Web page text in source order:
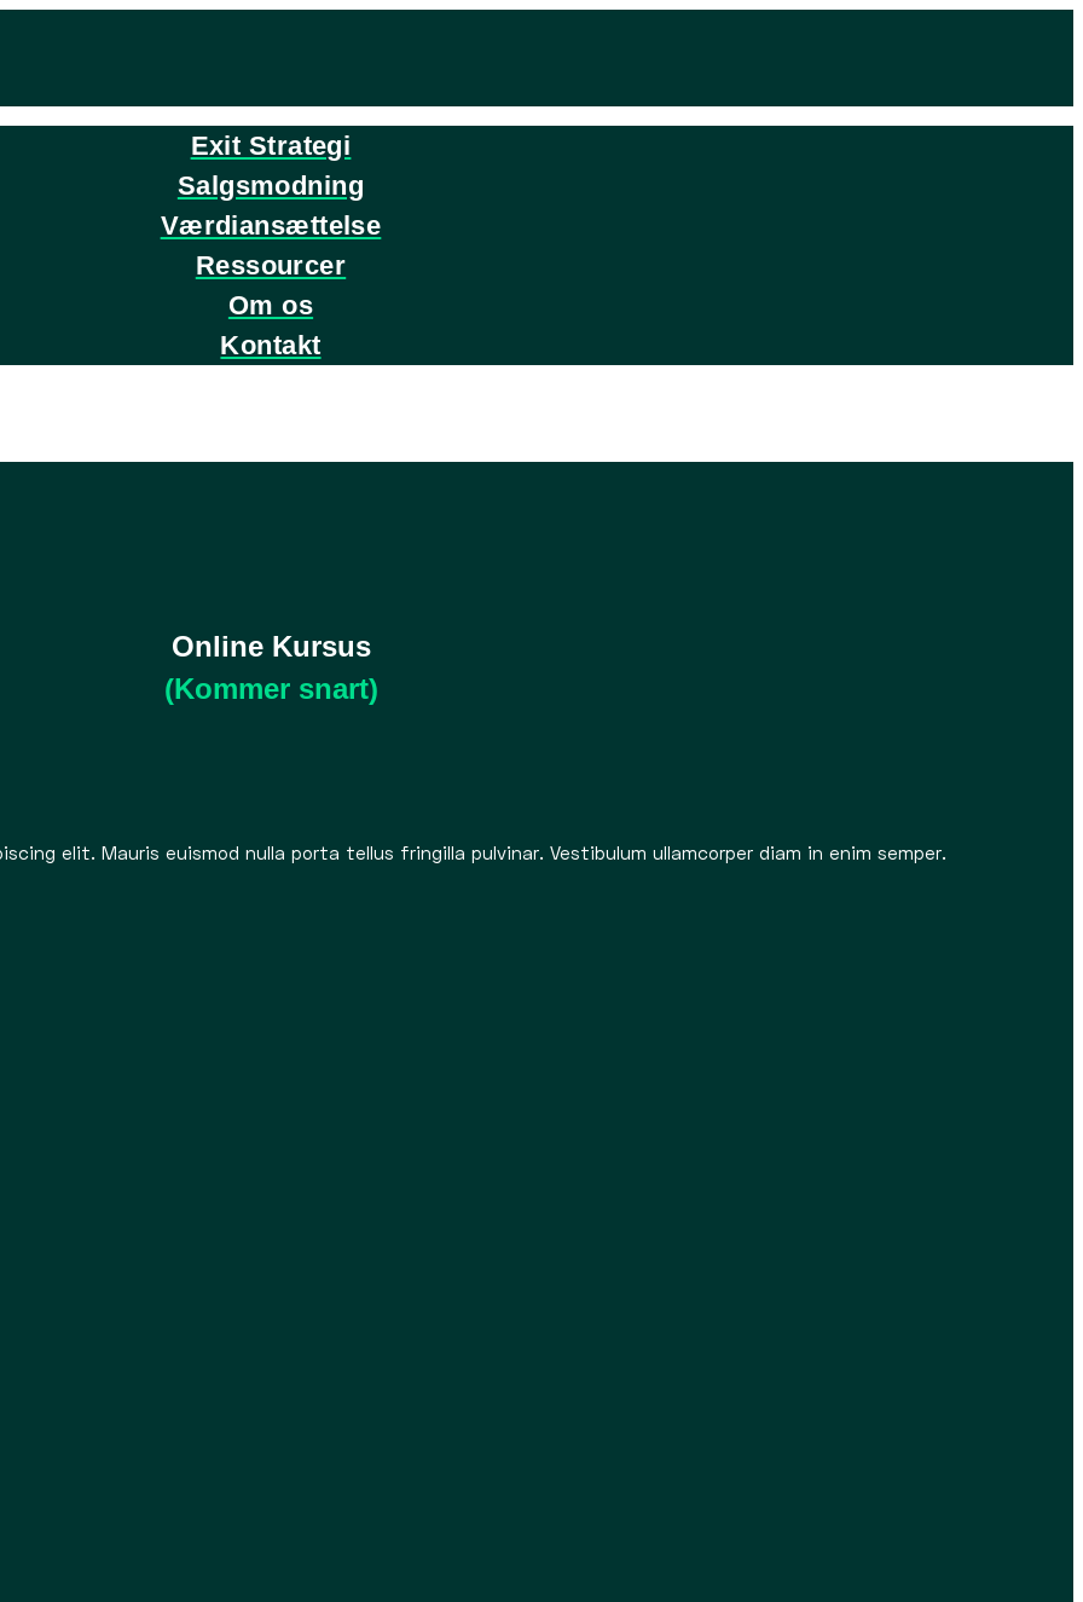
Exit Strategi
Salgsmodning
Værdiansættelse
Ressourcer
Om os
Kontakt
Online Kursus
(Kommer snart)
elit. Mauris euismod nulla porta tellus fringilla pulvinar. Vestibulum ullamcorper diam in enim semper.